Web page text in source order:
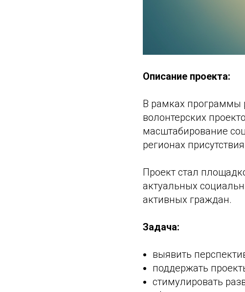
Описание проекта:
В рамках программы
волонтерских
масштабирование
регионах
Проект стал
актуальных
активных граждан.
Задача:
выявить
поддержать
стимулировать